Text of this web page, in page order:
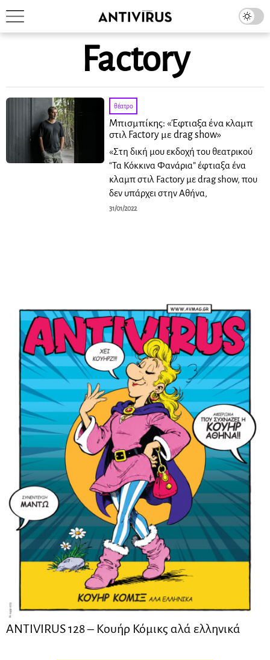
Factory
θέατρο
Μπισμπίκης: «Έφτιαξα ένα κλαμπ
στιλ Factory με drag show»
«Στη δική μου εκδοχή του θεατρικού
“Τα Κόκκινα Φανάρια” έφτιαξα ένα
κλαμπ στιλ Factory με drag show, που
δεν υπάρχει στην Αθήνα,
31/01/2022
ANTIVIRUS 128 – Kουήρ Κόμικς αλά ελληνικά